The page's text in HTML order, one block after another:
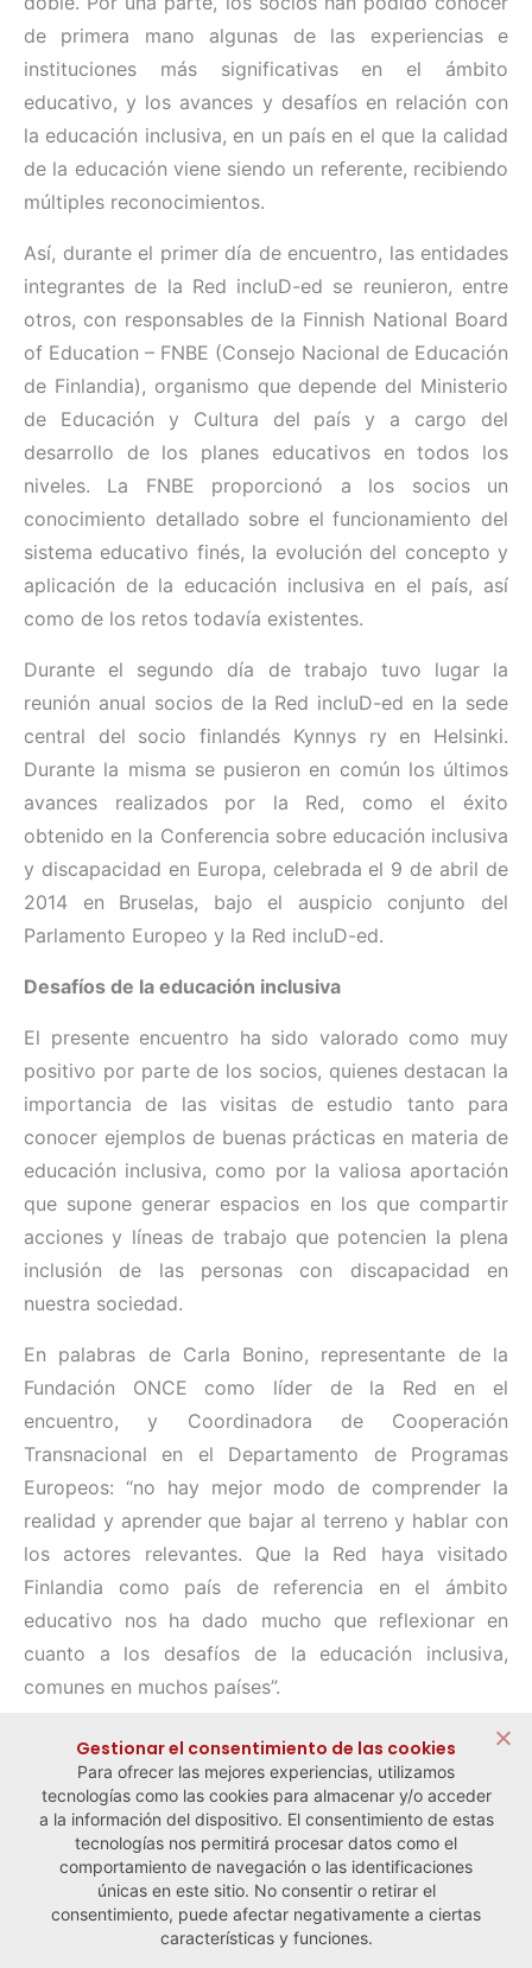
de primera mano algunas de las experiencias e
instituciones más significativas en el ámbito
educativo, y los avances y desafíos en relación con
la educación inclusiva, en un país en el que la calidad
de la educación viene siendo un referente, recibiendo
múltiples reconocimientos.
Así, durante el primer día de encuentro, las entidades
integrantes de la Red incluD-ed se reunieron, entre
otros, con responsables de la Finnish National Board
of Education – FNBE (Consejo Nacional de Educación
de Finlandia), organismo que depende del Ministerio
de Educación y Cultura del país y a cargo del
desarrollo de los planes educativos en todos los
niveles. La FNBE proporcionó a los socios un
conocimiento detallado sobre el funcionamiento del
sistema educativo finés, la evolución del concepto y
aplicación de la educación inclusiva en el país, así
como de los retos todavía existentes.
Durante el segundo día de trabajo tuvo lugar la
reunión anual socios de la Red incluD-ed en la sede
central del socio finlandés Kynnys ry en Helsinki.
Durante la misma se pusieron en común los últimos
avances realizados por la Red, como el éxito
obtenido en la Conferencia sobre educación inclusiva
y discapacidad en Europa, celebrada el 9 de abril de
2014 en Bruselas, bajo el auspicio conjunto del
Parlamento Europeo y la Red incluD-ed.
Desafíos de la educación inclusiva
El presente encuentro ha sido valorado como muy
positivo por parte de los socios, quienes destacan la
importancia de las visitas de estudio tanto para
conocer ejemplos de buenas prácticas en materia de
educación inclusiva, como por la valiosa aportación
que supone generar espacios en los que compartir
acciones y líneas de trabajo que potencien la plena
inclusión de las personas con discapacidad en
nuestra sociedad.
En palabras de Carla Bonino, representante de la
Fundación ONCE como líder de la Red en el
encuentro, y Coordinadora de Cooperación
Transnacional en el Departamento de Programas
Europeos: “no hay mejor modo de comprender la
realidad y aprender que bajar al terreno y hablar con
los actores relevantes. Que la Red haya visitado
Finlandia como país de referencia en el ámbito
educativo nos ha dado mucho que reflexionar en
cuanto a los desafíos de la educación inclusiva,
comunes en muchos países”.
← Noticia anterior Noticia siguiente →
Gestionar el consentimiento de las cookies
Para ofrecer las mejores experiencias, utilizamos
tecnologías como las cookies para almacenar y/o acceder
a la información del dispositivo. El consentimiento de estas
tecnologías nos permitirá procesar datos como el
comportamiento de navegación o las identificaciones
únicas en este sitio. No consentir o retirar el
consentimiento, puede afectar negativamente a ciertas
características y funciones.